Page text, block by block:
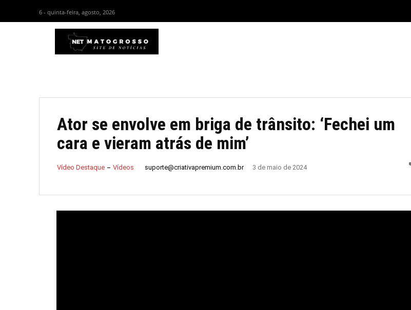
6 - quinta-feira, agosto, 2026
Ator se envolve em briga de trânsito: ‘Fechei um
cara e vieram atrás de mim’
Vídeo Destaque Vídeos suporte@criativapremium.com.br 3 de maio de 2024